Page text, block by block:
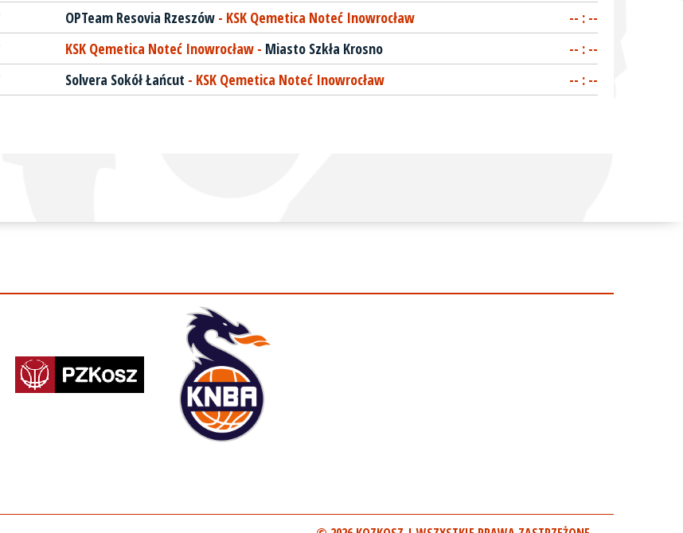
OPTeam Resovia Rzeszów - KSK Qemetica Noteć Inowrocław -- : --
KSK Qemetica Noteć Inowrocław - Miasto Szkła Krosno -- : --
Solvera Sokół Łańcut - KSK Qemetica Noteć Inowrocław -- : --